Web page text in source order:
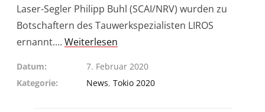
Laser-Segler Philipp Buhl (SCAI/NRV) wurden zu
Botschaftern des Tauwerkspezialisten LIROS
ernannt.…Weiterlesen
Datum
7. Februar 2020
Kategorie
News, Tokio 2020